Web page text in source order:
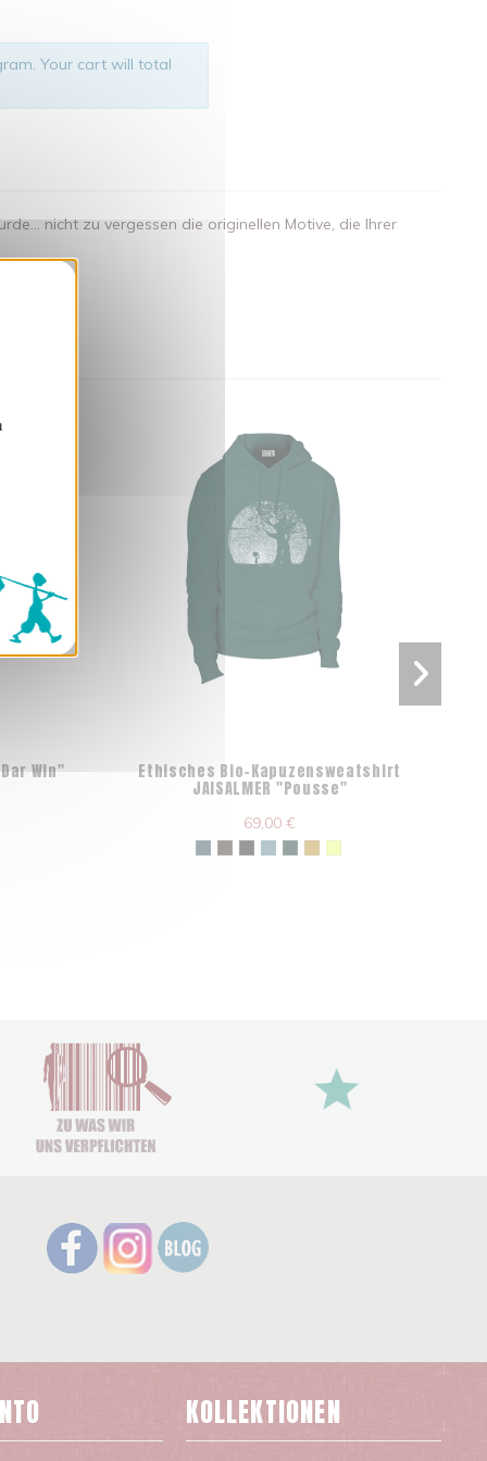
Your cart will total
nicht zu vergessen die originellen Motive, die Ihrer
Win" Ethisches Bio-Kapuzensweatshirt
JAISALMER "Pousse"
69,00 €
KOLLEKTIONEN